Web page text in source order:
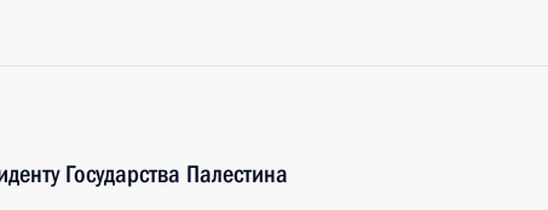
Государства Палестина